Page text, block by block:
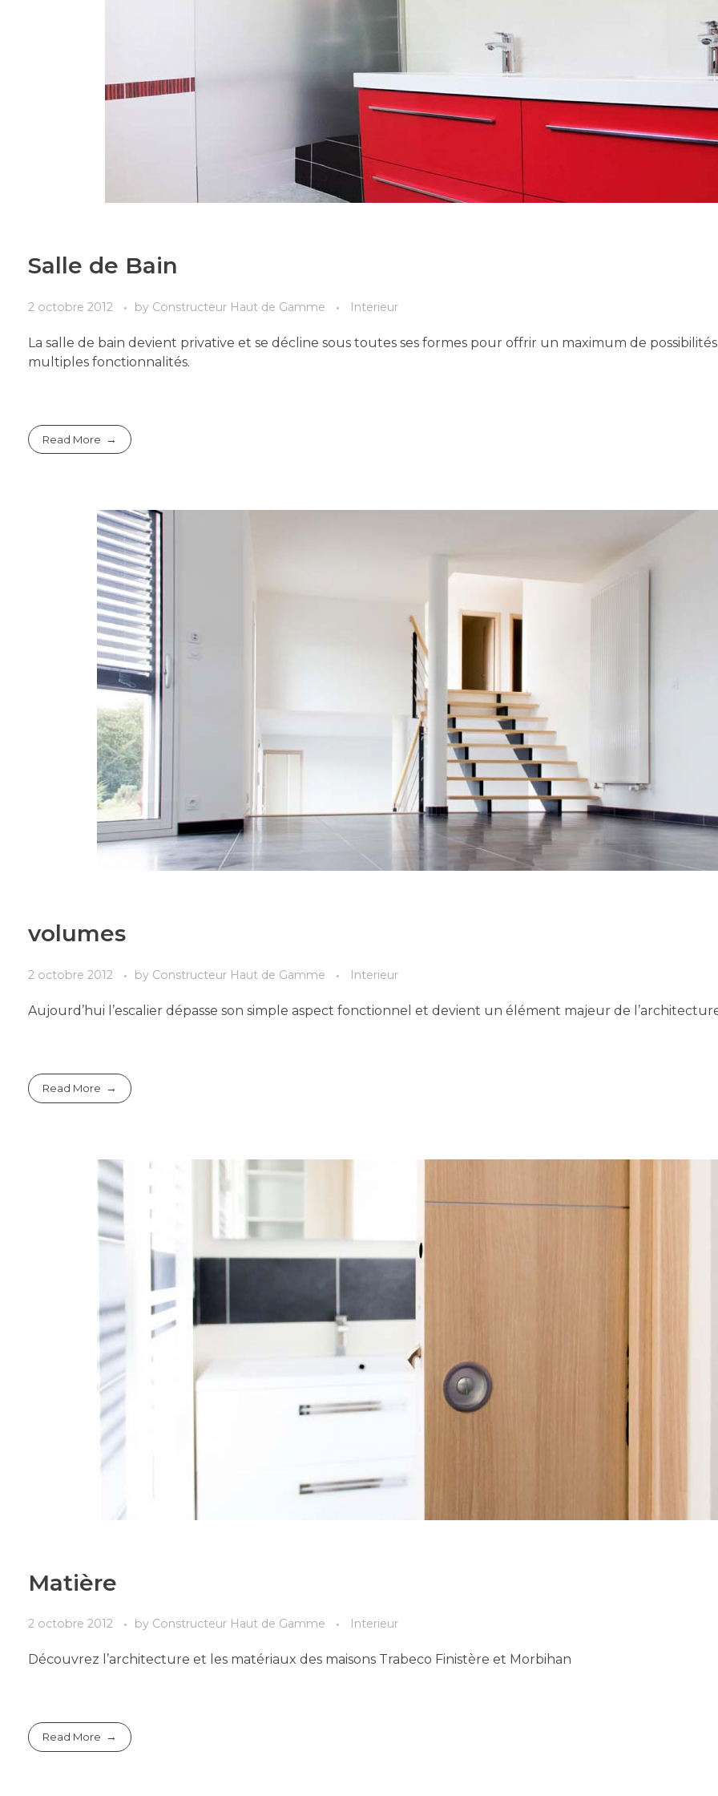
Salle de Bain
2 octobre 2012 by Constructeur Haut de Gamme Interieur
La salle de bain devient privative et se décline sous toutes ses formes pour offrir un maximum de
multiples fonctionnalités.
Read More
volumes
2 octobre 2012 by Constructeur Haut de Gamme Interieur
Aujourd’hui l’escalier dépasse son simple aspect fonctionnel et devient un élément majeur de
Read More
Matière
2 octobre 2012 by Constructeur Haut de Gamme Interieur
Découvrez l’architecture et les matériaux des maisons Trabeco Finistère et Morbihan
Read More